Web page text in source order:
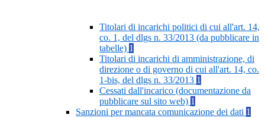
Titolari di incarichi politici di cui all'art. 14,
co. 1, del dlgs n. 33/2013 (da pubblicare in
tabelle) 1
Titolari di incarichi di amministrazione, di
direzione o di governo di cui all'art. 14, co.
1-bis, del dlgs n. 33/2013 1
Cessati dall'incarico (documentazione da
pubblicare sul sito web) 1
Sanzioni per mancata comunicazione dei dati 1